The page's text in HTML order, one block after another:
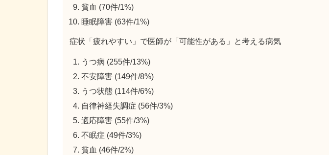
貧血 (70件/1%)
睡眠障害 (63件/1%)
症状「疲れやすい」で医師が「可能性がある」と考える病気
うつ病 (255件/13%)
不安障害 (149件/8%)
うつ状態 (114件/6%)
自律神経失調症 (56件/3%)
適応障害 (55件/3%)
不眠症 (49件/3%)
貧血 (46件/2%)